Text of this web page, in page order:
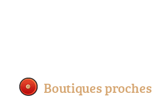
Boutiques proches